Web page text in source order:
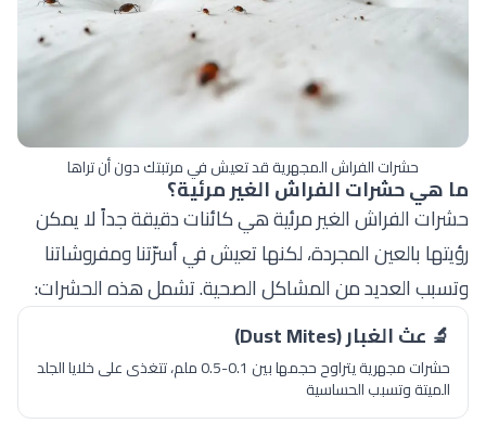
حشرات الفراش المجهرية قد تعيش في مرتبتك دون أن تراها
ما هي حشرات الفراش الغير مرئية؟
حشرات الفراش الغير مرئية هي كائنات دقيقة جداً لا يمكن
رؤيتها بالعين المجردة، لكنها تعيش في أسرّتنا ومفروشاتنا
وتسبب العديد من المشاكل الصحية. تشمل هذه الحشرات:
🔬 عث الغبار (Dust Mites)
حشرات مجهرية يتراوح حجمها بين 0.1-0.5 ملم، تتغذى على خلايا الجلد
الميتة وتسبب الحساسية